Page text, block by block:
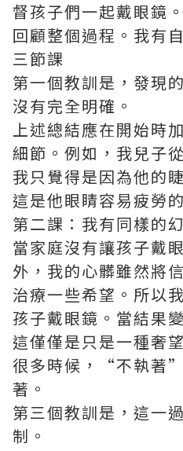
督孩子們一起戴眼鏡。
回顧整個過程。我有
三節課
第一個教訓是，發現
沒有完全明確。
上述總結應在開始時
細節。例如，我兒子
我只覺得是因為他的
這是他眼睛容易疲勞
第二課：我有同樣的
當家庭沒有讓孩子戴
外，我的心髒雖然將
治療一些希望。所以
孩子戴眼鏡。當結果
這僅僅是只是一種奢
很多時候，“不執著
著。
第三個教訓是，這一
制。